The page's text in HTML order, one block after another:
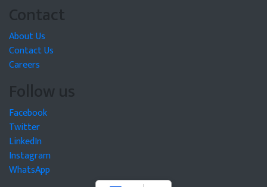
Contact
About Us
Contact Us
Careers
Follow us
Facebook
Twitter
LinkedIn
Instagram
WhatsApp